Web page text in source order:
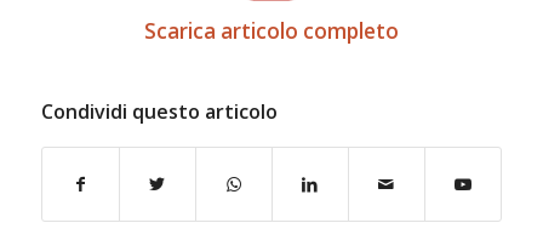
Scarica articolo completo
Condividi questo articolo